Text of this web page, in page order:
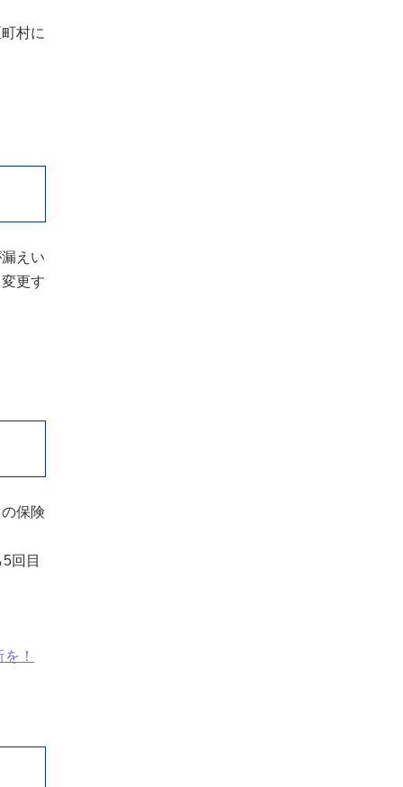
村に
えい
更す
保険
回目
！